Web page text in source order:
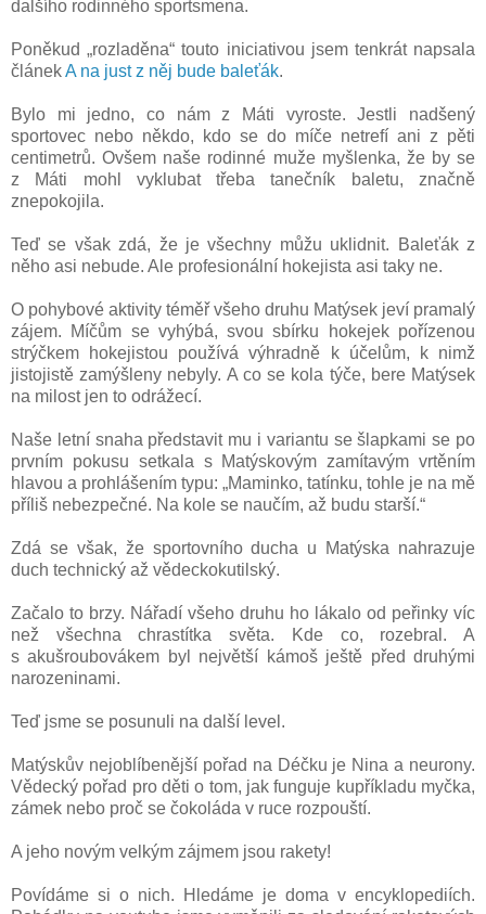
dalšího rodinného sportsmena.
Poněkud „rozladěna“ touto iniciativou jsem tenkrát napsala
článekA na just z něj bude baleťák.
Bylo mi jedno, co nám z Máti vyroste. Jestli nadšený
sportovec nebo někdo, kdo se do míče netrefí ani z pěti
centimetrů. Ovšem naše rodinné muže myšlenka, že by se
z Máti mohl vyklubat třeba tanečník baletu, značně
znepokojila.
Teď se však zdá, že je všechny můžu uklidnit. Baleťák z
něho asi nebude. Ale profesionální hokejista asi taky ne.
O pohybové aktivity téměř všeho druhu Matýsek jeví pramalý
zájem. Míčům se vyhýbá, svou sbírku hokejek pořízenou
strýčkem hokejistou používá výhradně k účelům, k nimž
jistojistě zamýšleny nebyly. A co se kola týče, bere Matýsek
na milost jen to odrážecí.
Naše letní snaha představit mu i variantu se šlapkami se po
prvním pokusu setkala s Matýskovým zamítavým vrtěním
hlavou a prohlášením typu: „Maminko, tatínku, tohle je na mě
příliš nebezpečné. Na kole se naučím, až budu starší.“
Zdá se však, že sportovního ducha u Matýska nahrazuje
duch technický až vědeckokutilský.
Začalo to brzy. Nářadí všeho druhu ho lákalo od peřinky víc
než všechna chrastítka světa. Kde co, rozebral. A
s akušroubovákem byl největší kámoš ještě před druhými
narozeninami.
Teď jsme se posunuli na další level.
Matýskův nejoblíbenější pořad na Déčku je Nina a neurony.
Vědecký pořad pro děti o tom, jak funguje kupříkladu myčka,
zámek nebo proč se čokoláda v ruce rozpouští.
A jeho novým velkým zájmem jsou rakety!
Povídáme si o nich. Hledáme je doma v encyklopediích.